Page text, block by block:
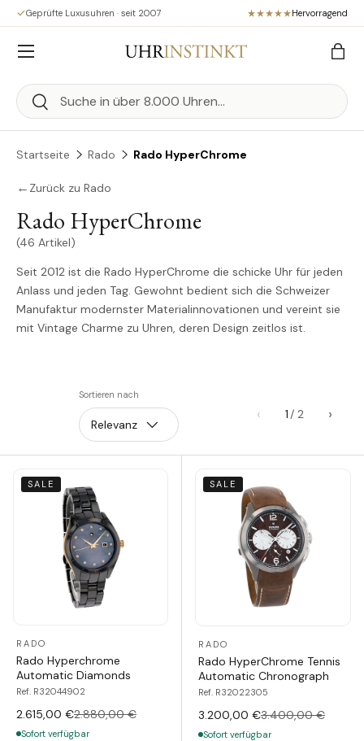
Direkt zum Inhalt
Geprüfte Luxusuhren · seit 2007 Hervorragend
Suchen
Suchen
Menü
Startseite Rado Rado HyperChrome
← Zurück zu Rado
Rado HyperChrome
(46 Artikel)
Seit 2012 ist die Rado HyperChrome die schicke Uhr für jeden
Anlass und jeden Tag. Gewohnt bedient sich die Schweizer
Manufaktur modernster Materialinnovationen und vereint sie
mit Vintage Charme zu Uhren, deren Design zeitlos ist.
Sortieren nach
Relevanz
‹ 1 ›
SALE
RADO
Rado Hyperchrome
Automatic Diamonds
Ref. R32044902
2.615,00 €2.880,00 €
Sofort verfügbar
SALE
RADO
Rado HyperChrome Tennis
Automatic Chronograph
Ref. R32022305
3.200,00 €3.400,00 €
Sofort verfügbar